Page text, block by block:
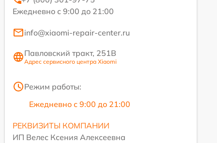
Ежедневно с 9:00 до 21:00
info@xiaomi-repair-center.ru
Павловский тракт, 251В
Адрес сервисного центра Xiaomi
Режим работы:
Ежедневно с 9:00 до 21:00
РЕКВИЗИТЫ КОМПАНИИ
ИП Велес Ксения Алексеевна